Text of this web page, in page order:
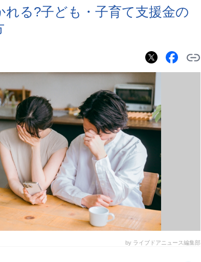
る?子ども・子育て支援金の
by ライブドアニュース編集部